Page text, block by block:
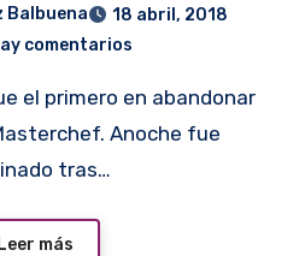
Balbuena
18 abril, 2018
comentarios
Anoche fue
tras…
Leer más